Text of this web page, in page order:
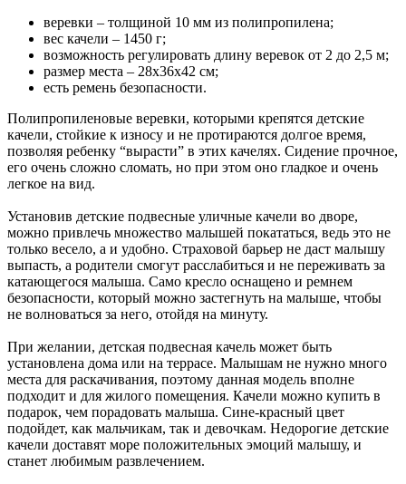
веревки – толщиной 10 мм из полипропилена;
вес качели – 1450 г;
возможность регулировать длину веревок от 2 до 2,5 м;
размер места – 28х36х42 см;
есть ремень безопасности.
Полипропиленовые веревки, которыми крепятся детские
качели, стойкие к износу и не протираются долгое время,
позволяя ребенку “вырасти” в этих качелях. Сидение прочное,
его очень сложно сломать, но при этом оно гладкое и очень
легкое на вид.
Установив детские подвесные уличные качели во дворе,
можно привлечь множество малышей покататься, ведь это не
только весело, а и удобно. Страховой барьер не даст малышу
выпасть, а родители смогут расслабиться и не переживать за
катающегося малыша. Само кресло оснащено и ремнем
безопасности, который можно застегнуть на малыше, чтобы
не волноваться за него, отойдя на минуту.
При желании, детская подвесная качель может быть
установлена дома или на террасе. Малышам не нужно много
места для раскачивания, поэтому данная модель вполне
подходит и для жилого помещения. Качели можно купить в
подарок, чем порадовать малыша. Сине-красный цвет
подойдет, как мальчикам, так и девочкам. Недорогие детские
качели доставят море положительных эмоций малышу, и
станет любимым развлечением.